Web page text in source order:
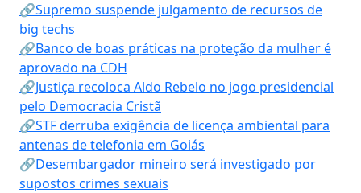
🔗Supremo suspende julgamento de recursos de
big techs
🔗Banco de boas práticas na proteção da mulher é
aprovado na CDH
🔗Justiça recoloca Aldo Rebelo no jogo presidencial
pelo Democracia Cristã
🔗STF derruba exigência de licença ambiental para
antenas de telefonia em Goiás
🔗Desembargador mineiro será investigado por
supostos crimes sexuais